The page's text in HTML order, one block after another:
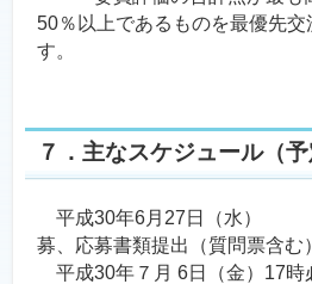
50％以上であるものを最優先交
す。
７．主なスケジュール（予
平成30年6月27
募、応募書類提出（質問票含む
平成30年７月 6日（